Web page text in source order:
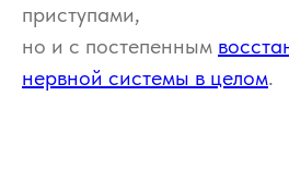
приступами,
но и с постепенным
нервной системы в целом.